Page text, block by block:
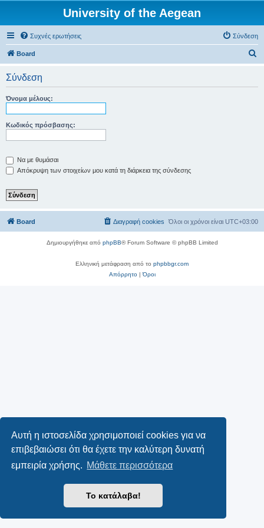
Αυτή η ιστοσελίδα χρησιμοποιεί cookies για να
επιβεβαιώσει ότι θα έχετε την καλύτερη δυνατή
εμπειρία χρήσης. Μάθετε περισσότερα
Το κατάλαβα!
University of the Aegean
Συχνές ερωτήσεις Σύνδεση
Board
Σύνδεση
Όνομα μέλους:
Κωδικός πρόσβασης:
Να με θυμάσαι
Απόκρυψη των στοιχείων μου κατά τη διάρκεια της σύνδεσης
Board Όλοι οι χρόνοι είναι UTC+03:00
Διαγραφή cookies
Δημιουργήθηκε από phpBB® Forum Software © phpBB Limited
Ελληνική μετάφραση από το phpbbgr.com
Απόρρητο|Όροι